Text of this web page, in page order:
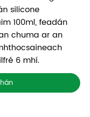
silicone
100ml, feadán
chuma ar an
6 mhí.